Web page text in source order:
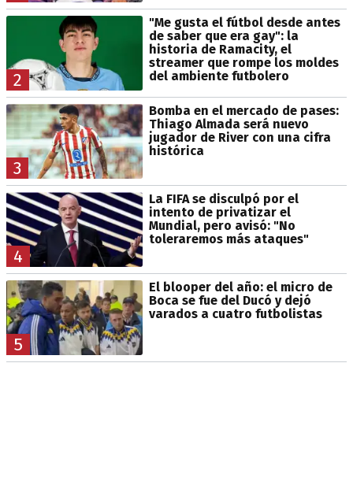
2
"Me gusta el fútbol desde antes
de saber que era gay": la
historia de Ramacity, el
streamer que rompe los moldes
del ambiente futbolero
3
Bomba en el mercado de pases:
Thiago Almada será nuevo
jugador de River con una cifra
histórica
4
La FIFA se disculpó por el
intento de privatizar el
Mundial, pero avisó: "No
toleraremos más ataques"
5
El blooper del año: el micro de
Boca se fue del Ducó y dejó
varados a cuatro futbolistas